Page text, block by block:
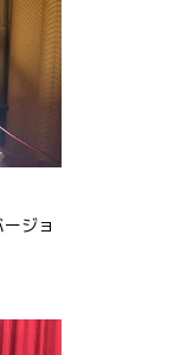
ジョ